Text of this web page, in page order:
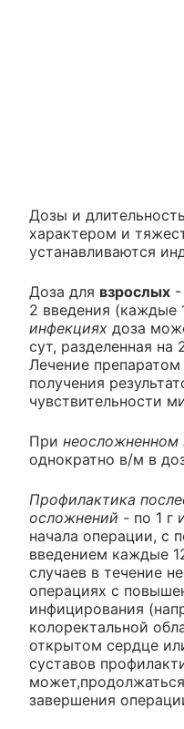
Дозы и
характером и
устанавливаются
Доза для взрослых -
2 введения (каждые
инфекциях доза
сут, разделенная
Лечение
получения
чувствительности
При неосложненном
однократно в/м в
Профилактика
осложнений - по 1 г
начала операции, с
введением каждые
случаев в течение
операциях с
инфицирования
колоректальной
открытом сердце
суставов
завершения